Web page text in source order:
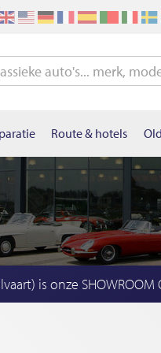
Route & hotels
is onze